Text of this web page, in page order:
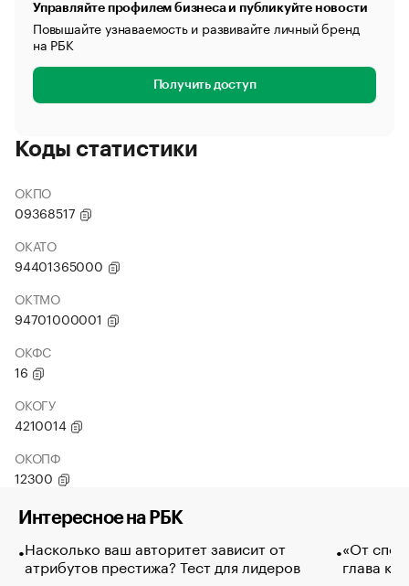
Управляйте профилем бизнеса и публикуйте новости
Повышайте узнаваемость и развивайте личный бренд
на РБК
Получить доступ
Коды статистики
ОКПО
09368517
ОКАТО
94401365000
ОКТМО
94701000001
ОКФС
16
ОКОГУ
4210014
ОКОПФ
12300
Интересное на РБК
Насколько ваш авторитет зависит от
атрибутов престижа? Тест для лидеров
«От
глава